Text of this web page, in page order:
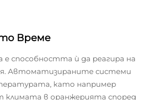
Време
способността ѝ да реагира на
Автоматизираните системи
като например
климата в оранжерията според